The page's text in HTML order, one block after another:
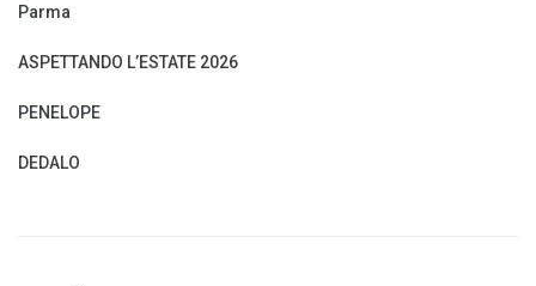
Parma
ASPETTANDO L’ESTATE 2026
PENELOPE
DEDALO